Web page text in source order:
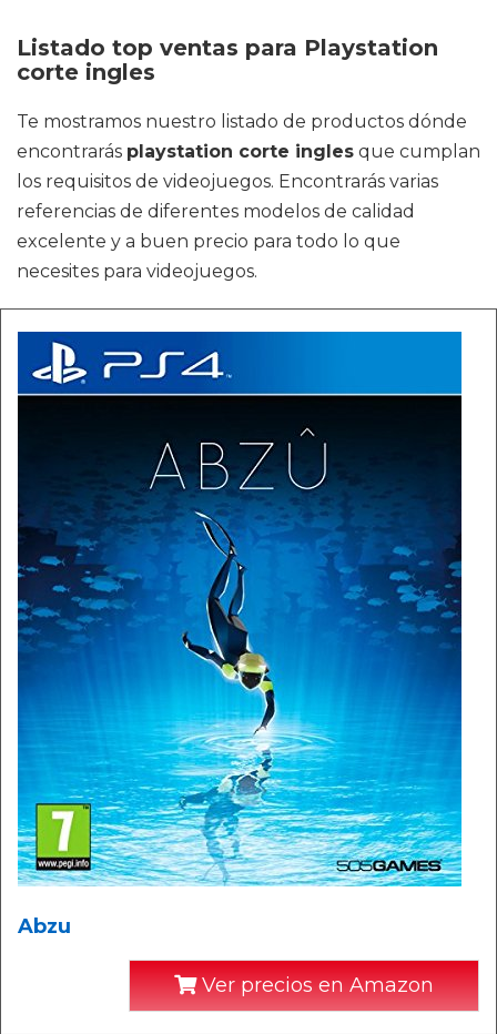
Listado top ventas para Playstation
corte ingles
Te mostramos nuestro listado de productos dónde
encontrarás playstation corte ingles que cumplan
los requisitos de videojuegos. Encontrarás varias
referencias de diferentes modelos de calidad
excelente y a buen precio para todo lo que
necesites para videojuegos.
Abzu
Ver precios en Amazon